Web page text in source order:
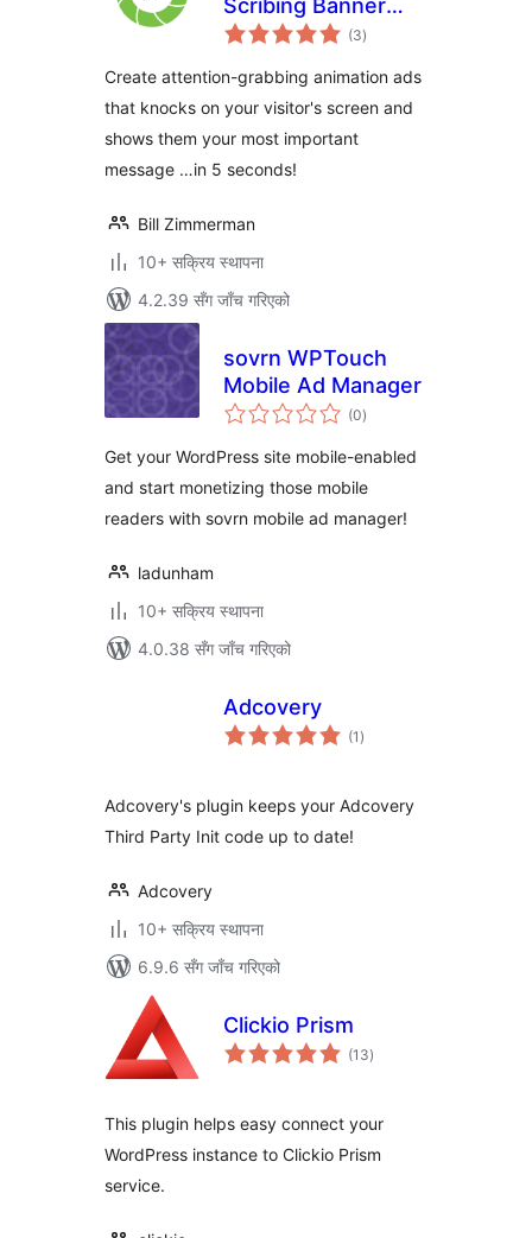
Scribing Banner
Ads
(3कुल
रेटिङ्गहरू
)
Create attention-grabbing animation ads
that knocks on your visitor's screen and
shows them your most important
message …in 5 seconds!
Bill Zimmerman
10+ सक्रिय स्थापना
4.2.39 सँग जाँच गरिएको
sovrn WPTouch
Mobile Ad Manager
(0कुल
रेटिङ्गहरू
)
Get your WordPress site mobile-enabled
and start monetizing those mobile
readers with sovrn mobile ad manager!
ladunham
10+ सक्रिय स्थापना
4.0.38 सँग जाँच गरिएको
Adcovery
(1 कुल
रेटिङ्गहरू
)
Adcovery's plugin keeps your Adcovery
Third Party Init code up to date!
Adcovery
10+ सक्रिय स्थापना
6.9.6 सँग जाँच गरिएको
Clickio Prism
(13कुल
रेटिङ्गहरू
)
This plugin helps easy connect your
WordPress instance to Clickio Prism
service.